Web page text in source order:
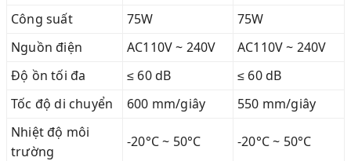
Công suất
75W
75W
Nguồn điện
AC110V ~ 240V
AC110V ~ 240V
Độ ồn tối đa
≤ 60 dB
≤ 60 dB
Tốc độ di chuyển
600 mm/giây
550 mm/giây
Nhiệt độ môi
trường
-20°C ~ 50°C -20°C ~ 50°C